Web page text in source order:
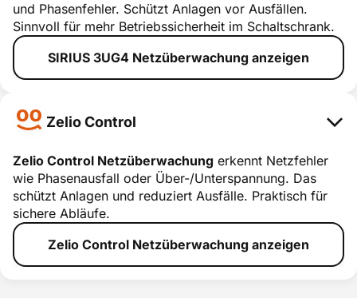
SIRIUS
3UG4
smart erklärt
und Phasenfehler. Schützt Anlagen vor Ausfällen.
Sinnvoll für mehr Betriebssicherheit im Schaltschrank.
SIRIUS 3UG4 Netzüberwachung anzeigen
Zelio Control
Zelio Control
smart erklärt
Zelio Control Netzüberwachung erkennt Netzfehler
wie Phasenausfall oder Über-/Unterspannung. Das
schützt Anlagen und reduziert Ausfälle. Praktisch für
sichere Abläufe.
Zelio Control Netzüberwachung anzeigen